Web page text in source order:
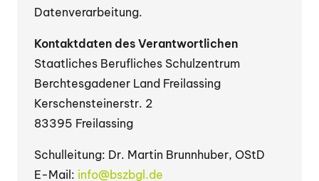
Datenverarbeitung.
Kontaktdaten des Verantwortlichen
Staatliches Berufliches Schulzentrum
Berchtesgadener Land Freilassing
Kerschensteinerstr. 2
83395 Freilassing
Schulleitung: Dr. Martin Brunnhuber, OStD
E-Mail: info@bszbgl.de